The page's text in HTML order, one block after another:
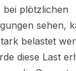
bei plötzlichen
sehen,
belastet
diese Last